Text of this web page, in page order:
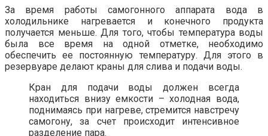
За время работы самогонного аппарата вода в
холодильнике нагревается и конечного продукта
получается меньше. Для того, чтобы температура воды
была все время на одной отметке, необходимо
обеспечить ее постоянную температуру. Для этого в
резервуаре делают краны для слива и подачи воды.
Кран для подачи воды должен всегда
находиться внизу емкости – холодная вода,
поднимаясь при нагреве, стремится навстречу
самогону, за счет происходит интенсивное
разделение пара.